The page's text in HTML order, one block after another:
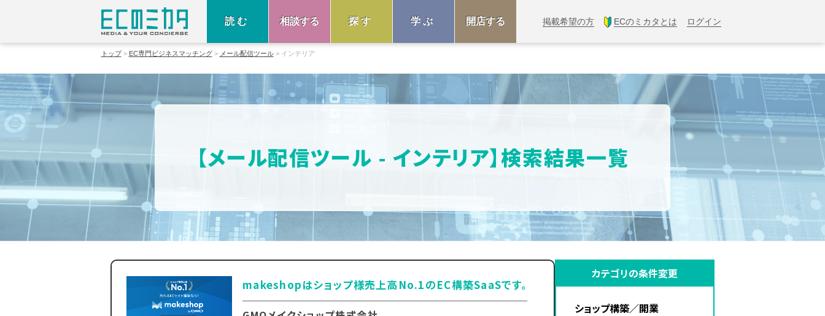
読む 相談する 探す 学ぶ 開店する 掲載希望の方 ECのミカタとは ログイン
トップ EC専門ビジネスマッチング メール配信ツール インテリア
【メール配信ツール - インテリア】検索結果一覧
makeshopはショップ様売上高No.1のEC構築SaaSです。
カテゴリの条件変更
ショップ構築／開業